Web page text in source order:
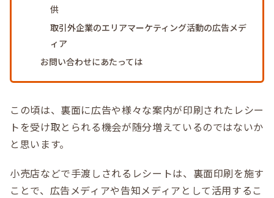
供
取引外企業のエリアマーケティング活動の広告メデ
ィア
お問い合わせにあたっては
この頃は、裏面に広告や様々な案内が印刷されたレシー
トを受け取とられる機会が随分増えているのではないか
と思います。
小売店などで手渡しされるレシートは、裏面印刷を施す
ことで、広告メディアや告知メディアとして活用するこ